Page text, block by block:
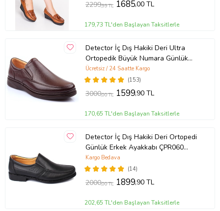
2299,99 TL 1685,00 TL
179,73 TL'den Başlayan Taksitlerle
Detector İç Dış Hakiki Deri Ultra
Ortopedik Büyük Numara Günlük
Erkek Ayakkabı 700-10 (KAHVE)
(153)
Ücretsiz / 24 Saatte Kargo
3000,00 TL 1599,90 TL
170,65 TL'den Başlayan Taksitlerle
Detector İç Dış Hakiki Deri Ortopedi
Günlük Erkek Ayakkabı ÇPR060
(Siyah)
(14)
Kargo Bedava
2000,00 TL 1899,90 TL
202,65 TL'den Başlayan Taksitlerle